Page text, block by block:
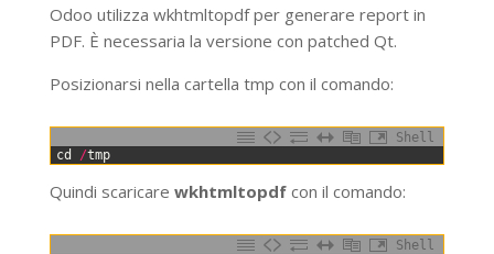
Odoo utilizza wkhtmltopdf per generare report in
PDF. È necessaria la versione con patched Qt.
Posizionarsi nella cartella tmp con il comando:
Shell
cd /tmp
Quindi scaricare wkhtmltopdfcon il comando:
Shell